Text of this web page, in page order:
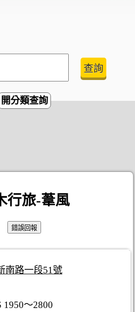
開分類查詢
行旅-葦風
南路一段51號
～2800